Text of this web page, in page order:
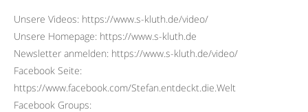
Unsere Videos: https://www.s-kluth.de/video/
Unsere Homepage: https://www.s-kluth.de
Newsletter anmelden: https://www.s-kluth.de/video/
Facebook Seite:
https://www.facebook.com/Stefan.entdeckt.die.Welt
Facebook Groups: